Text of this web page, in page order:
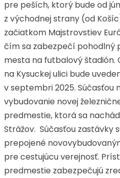
pre peších, ktorý bude od
z východnej strany (od
začiatkom Majstrovstiev
čím sa zabezpečí pohodlný
mesta na futbalový štadión.
na Kysuckej ulici bude
v septembri 2025. Súčasťou
vybudovanie novej
predmestie, ktorá sa
Strážov. Súčasťou zastávky
prepojené
pre cestujúcu verejnosť.
predmestie zabezpečujú